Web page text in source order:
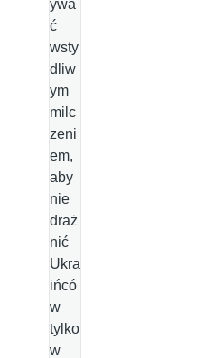
ywa
ć
wsty
dliw
ym
milc
zeni
em,
aby
nie
draż
nić
Ukra
ińcó
w
tylko
w